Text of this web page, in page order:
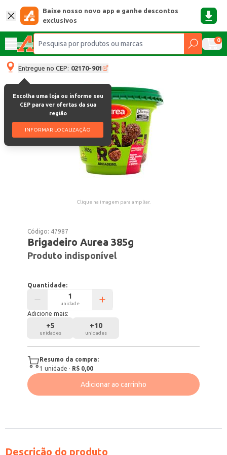
Baixe nosso novo app e ganhe descontos
exclusivos
0
Entregue no CEP: 02170-901
Escolha uma loja ou informe seu
CEP para ver ofertas da sua
região
INFORMAR LOCALIZAÇÃO
Clique na imagem para ampliar.
Código: 47987
Brigadeiro Aurea 385g
Produto indisponível
Quantidade:
unidade
Adicione mais:
+5
unidades
+10
unidades
Resumo da compra:
1 unidade · R$ 0,00
Adicionar ao carrinho
Descrição do produto